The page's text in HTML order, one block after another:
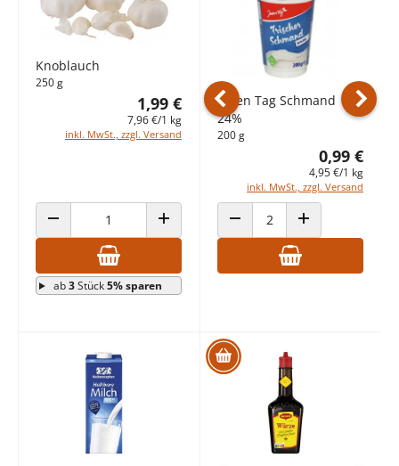
Knoblauch
250 g
1,99 €
7,96 €/1 kg
inkl. MwSt., zzgl. Versand
ANZAHL VERRINGERN ANZAHL ERHÖHEN
ab3Stück5% sparen
Jeden Tag Schmand
24%
200 g
0,99 €
4,95 €/1 kg
inkl. MwSt., zzgl. Versand
ANZAHL VERRINGERNANZAHL ERHÖHEN
Vorheriges Produkt